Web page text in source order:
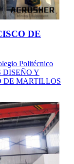
DE
Politécnico
DISEÑO Y
DE MARTILLOS